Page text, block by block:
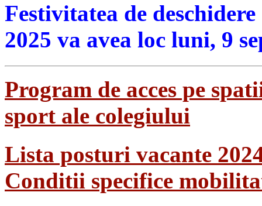
Festivitatea de
2025 va avea loc luni, 9
Program de acces pe
sport ale colegiului
Lista posturi vacante
Conditii specifice